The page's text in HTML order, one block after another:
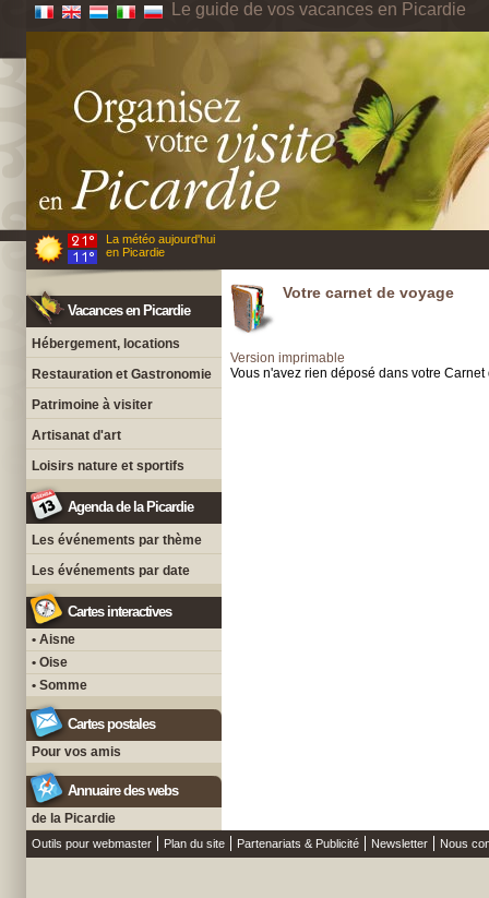
Le guide de vos vacances en Picardie
La météo aujourd'hui
en Picardie
Vacances en Picardie
Hébergement, locations
Restauration et Gastronomie
Patrimoine à visiter
Artisanat d'art
Loisirs nature et sportifs
Agenda de la Picardie
Les événements par thème
Les événements par date
Cartes interactives
• Aisne
• Oise
• Somme
Cartes postales
Pour vos amis
Annuaire des webs
de la Picardie
Votre carnet de voyage
Version imprimable
Vous n'avez rien déposé dans votre Carnet
Outils pour webmaster Plan du site Partenariats & Publicité Newsletter Nous